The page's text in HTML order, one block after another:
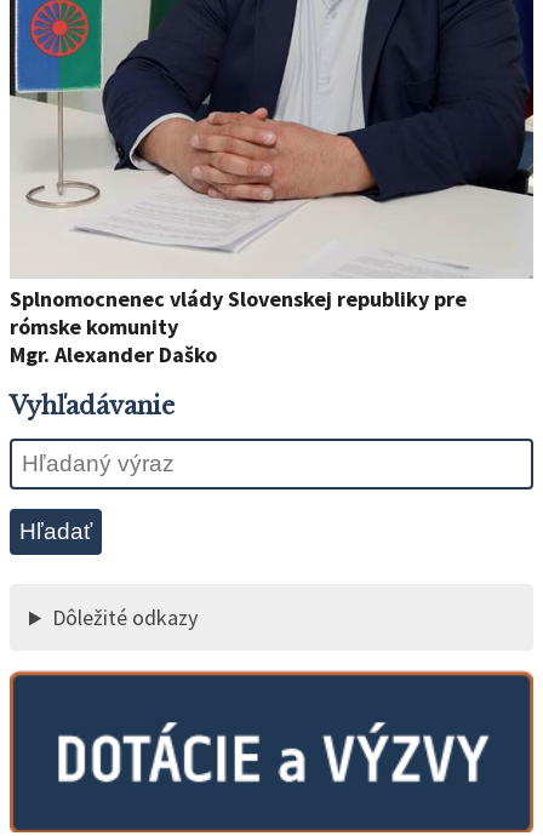
Splnomocnenec vlády Slovenskej republiky pre
rómske komunity
Mgr. Alexander Daško
Vyhľadávanie
Hľadať
Dôležité odkazy